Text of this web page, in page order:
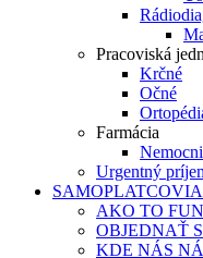
Pracoviská
Krčné
Očné
Farmácia
Urgentný
AKO TO
OBJEDNAŤ
KDE NÁS